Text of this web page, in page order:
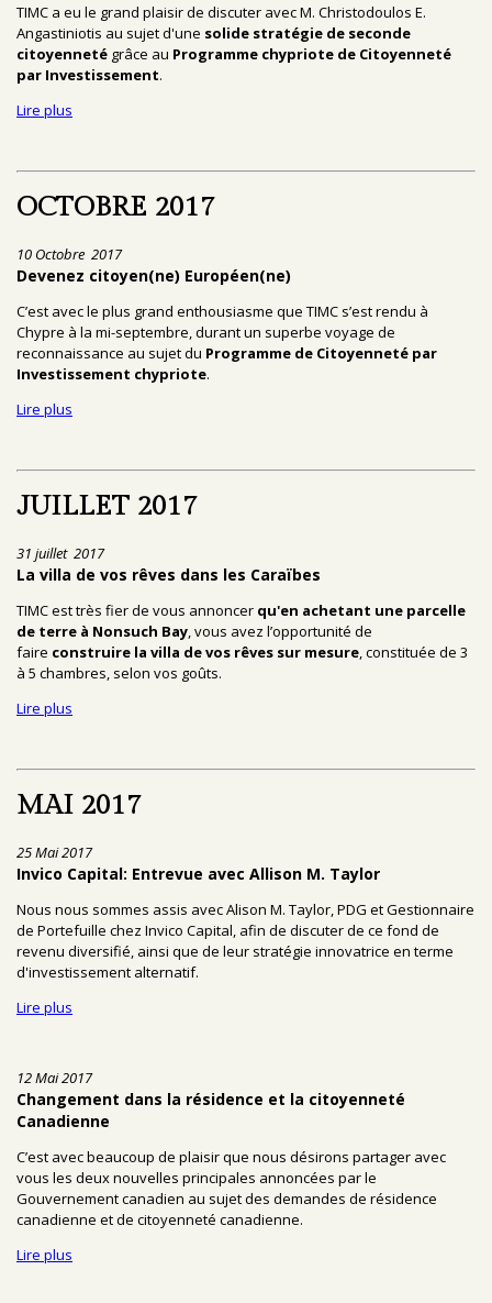
TIMC a eu le grand plaisir de discuter avec M. Christodoulos E.
Angastiniotis au sujet d'une solide stratégie de seconde
citoyenneté grâce au Programme chypriote de Citoyenneté
par Investissement.
Lire plus
OCTOBRE 2017
10 Octobre 2017
Devenez citoyen(ne) Européen(ne)
C’est avec le plus grand enthousiasme que TIMC s’est rendu à
Chypre à la mi-septembre, durant un superbe voyage de
reconnaissance au sujet du Programme de Citoyenneté par
Investissement chypriote.
Lire plus
JUILLET 2017
31 juillet 2017
La villa de vos rêves dans les Caraïbes
TIMC est très fier de vous annoncer qu'en achetant une parcelle
de terre à Nonsuch Bay , vous avez l’opportunité de
faire construire la villa de vos rêves sur mesure , constituée de 3
à 5 chambres, selon vos goûts.
Lire plus
MAI 2017
25 Mai 2017
Invico Capital: Entrevue avec Allison M. Taylor
Nous nous sommes assis avec Alison M. Taylor, PDG et Gestionnaire
de Portefuille chez Invico Capital, afin de discuter de ce fond de
revenu diversifié, ainsi que de leur stratégie innovatrice en terme
d'investissement alternatif.
Lire plus
12 Mai 2017
Changement dans la résidence et la citoyenneté
Canadienne
C’est avec beaucoup de plaisir que nous désirons partager avec
vous les deux nouvelles principales annoncées par le
Gouvernement canadien au sujet des demandes de résidence
canadienne et de citoyenneté canadienne.
Lire plus